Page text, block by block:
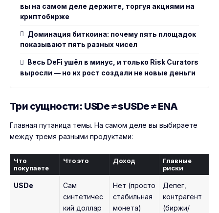
вы на самом деле держите, торгуя акциями на
криптобирже
Доминация биткоина: почему пять площадок
показывают пять разных чисел
Весь DeFi ушёл в минус, и только Risk Curators
выросли — но их рост создали не новые деньги
Три сущности: USDe ≠ sUSDe ≠ ENA
Главная путаница темы. На самом деле вы выбираете
между тремя разными продуктами:
Что
покупаете
Что это Доход
Главные
риски
USDe
Сам
синтетичес
кий доллар
Нет (просто
стабильная
монета)
Депег,
контрагент
(биржи/